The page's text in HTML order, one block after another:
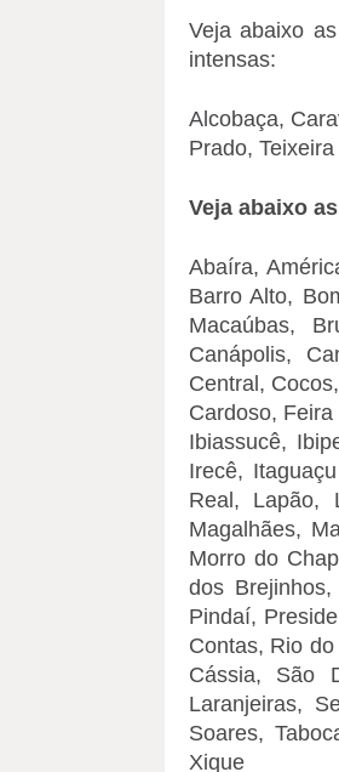
Veja abaixo
intensas:
Alcobaça,
Prado,
Veja abaixo
Abaíra,
Barro Alto,
Macaúbas,
Canápolis,
Central,
Cardoso,
Ibiassucê,
Irecê,
Real, Lapão,
Magalhães,
Morro do
dos
Pindaí,
Contas, Rio
Cássia, São
Laranjeiras,
Soares,
Xique